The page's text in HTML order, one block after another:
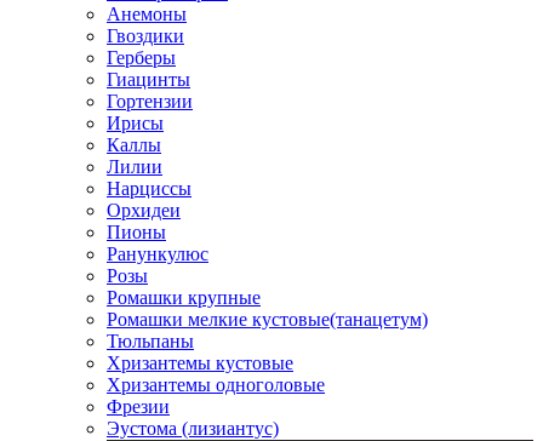
Анемоны
Гвоздики
Герберы
Гиацинты
Гортензии
Ирисы
Каллы
Лилии
Нарциссы
Орхидеи
Пионы
Ранункулюс
Розы
Ромашки крупные
Ромашки мелкие кустовые(танацетум)
Тюльпаны
Хризантемы кустовые
Хризантемы одноголовые
Фрезии
Эустома (лизиантус)